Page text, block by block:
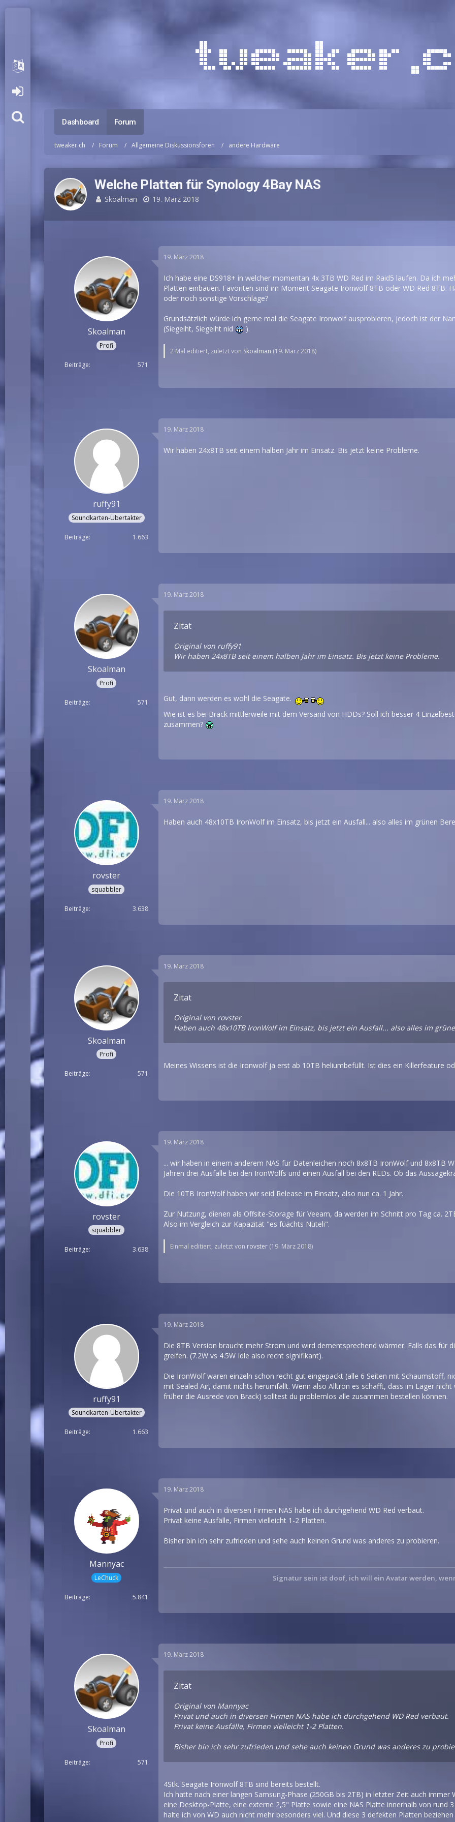
Dashboard Forum
tweaker.ch Forum Allgemeine Diskussionsforen andere Hardware
Welche Platten für Synology 4Bay NAS
Skoalman 19. März 2018
Skoalman
Profi
Beiträge 571
19. März 2018
Ich habe eine DS918+ in welcher momentan 4x 3TB WD Red im Raid5 laufen. Da ich
Platten einbauen. Favoriten sind im Moment Seagate Ironwolf 8TB oder WD Red 8TB.
oder noch sonstige Vorschläge?
Grundsätzlich würde ich gerne mal die Seagate Ironwolf ausprobieren, jedoch ist der
(Siegeiht, Siegeiht nid
).
2 Mal editiert, zuletzt von Skoalman (19. März 2018)
ruffy91
Soundkarten-Übertakter
Beiträge 1.663
19. März 2018
Wir haben 24x8TB seit einem halben Jahr im Einsatz. Bis jetzt keine Probleme.
Skoalman
Profi
Beiträge 571
19. März 2018
Zitat
Original von ruffy91
Wir haben 24x8TB seit einem halben Jahr im Einsatz. Bis jetzt keine Probleme.
Gut, dann werden es wohl die Seagate.
Wie ist es bei Brack mittlerweile mit dem Versand von HDDs? Soll ich besser 4
zusammen?
rovster
squabbler
Beiträge 3.638
19. März 2018
Haben auch 48x10TB IronWolf im Einsatz, bis jetzt ein Ausfall... also alles im grünen
Skoalman
Profi
Beiträge 571
19. März 2018
Zitat
Original von rovster
Haben auch 48x10TB IronWolf im Einsatz, bis jetzt ein Ausfall... also alles im
Meines Wissens ist die Ironwolf ja erst ab 10TB heliumbefüllt. Ist dies ein Killerfeature
rovster
squabbler
Beiträge 3.638
19. März 2018
... wir haben in einem anderem NAS für Datenleichen noch 8x8TB IronWolf und 8x8TB
Jahren drei Ausfälle bei den IronWolfs und einen Ausfall bei den REDs. Ob das
Die 10TB IronWolf haben wir seid Release im Einsatz, also nun ca. 1 Jahr.
Zur Nutzung, dienen als Offsite-Storage für Veeam, da werden im Schnitt pro Tag ca.
Also im Vergleich zur Kapazität "es füächts Nüteli".
Einmal editiert, zuletzt von rovster (19. März 2018)
ruffy91
Soundkarten-Übertakter
Beiträge 1.663
19. März 2018
Die 8TB Version braucht mehr Strom und wird dementsprechend wärmer. Falls das für
greifen. (7.2W vs 4.5W Idle also recht signifikant).
Die IronWolf waren einzeln schon recht gut eingepackt (alle 6 Seiten mit Schaumstoff,
mit Sealed Air, damit nichts herumfällt. Wenn also Alltron es schafft, dass im Lager
früher die Ausrede von Brack) solltest du problemlos alle zusammen bestellen können.
Mannyac
LeChuck
Beiträge 5.841
19. März 2018
Privat und auch in diversen Firmen NAS habe ich durchgehend WD Red verbaut.
Privat keine Ausfälle, Firmen vielleicht 1-2 Platten.
Bisher bin ich sehr zufrieden und sehe auch keinen Grund was anderes zu probieren.
Signatur sein ist doof, ich will ein Avatar werden,
Skoalman
Profi
Beiträge 571
19. März 2018
Zitat
Original von Mannyac
Privat und auch in diversen Firmen NAS habe ich durchgehend WD Red verbaut.
Privat keine Ausfälle, Firmen vielleicht 1-2 Platten.
Bisher bin ich sehr zufrieden und sehe auch keinen Grund was anderes zu
4Stk. Seagate Ironwolf 8TB sind bereits bestellt.
Ich hatte nach einer langen Samsung-Phase (250GB bis 2TB) in letzter Zeit auch
eine Desktop-Platte, eine externe 2,5" Platte sowie eine NAS Platte innerhalb von rund
halte ich von WD auch nicht mehr besonders viel. Und diese 3 defekten Platten